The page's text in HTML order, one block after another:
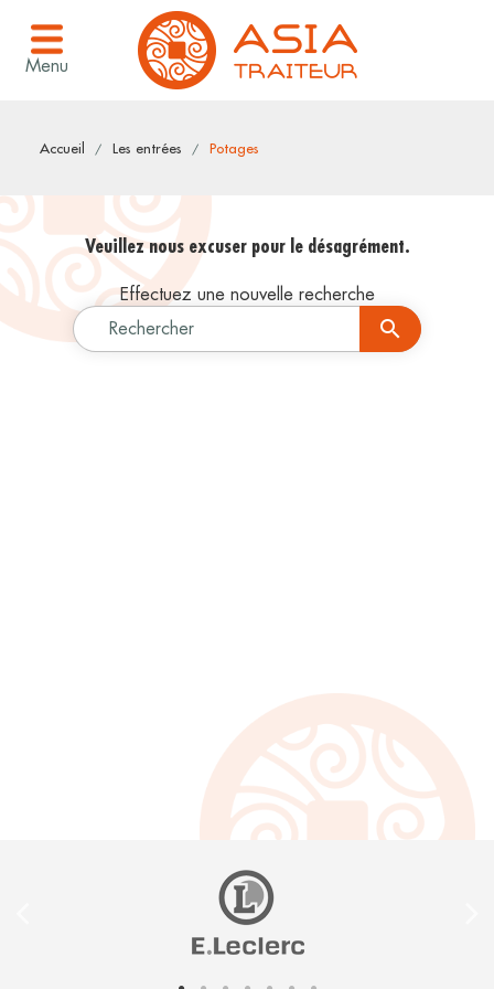
Menu
Accueil Les entrées Potages
Veuillez nous excuser pour le désagrément.
Effectuez une nouvelle recherche
Rechercher